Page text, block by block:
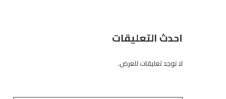
احدث التعليقات
لا توجد تعليقات للعرض.